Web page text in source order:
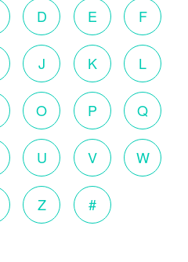
D E F
J K L
O P Q
U V W
Z #